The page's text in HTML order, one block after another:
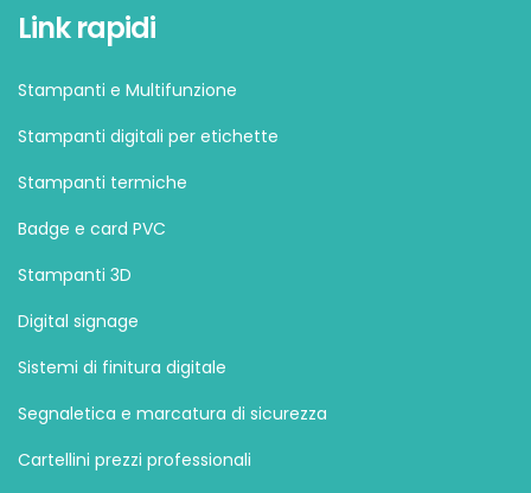
Link rapidi
Stampanti e Multifunzione
Stampanti digitali per etichette
Stampanti termiche
Badge e card PVC
Stampanti 3D
Digital signage
Sistemi di finitura digitale
Segnaletica e marcatura di sicurezza
Cartellini prezzi professionali